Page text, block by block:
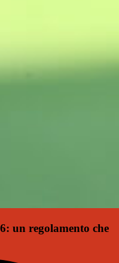
un regolamento che